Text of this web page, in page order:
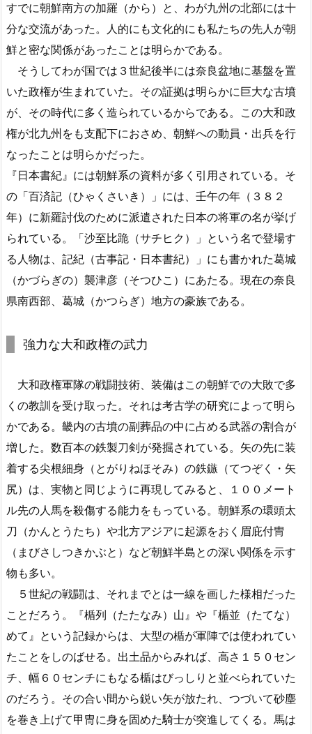
すでに朝鮮南方の加羅（から）と、わが九州の北部には十
分な交流があった。人的にも文化的にも私たちの先人が朝
鮮と密な関係があったことは明らかである。
そうしてわが国では３世紀後半には奈良盆地に基盤を置
いた政権が生まれていた。その証拠は明らかに巨大な古墳
が、その時代に多く造られているからである。この大和政
権が北九州をも支配下におさめ、朝鮮への動員・出兵を行
なったことは明らかだった。
『日本書紀』には朝鮮系の資料が多く引用されている。そ
の「百済記（ひゃくさいき）」には、壬午の年（３８２
年）に新羅討伐のために派遣された日本の将軍の名が挙げ
られている。「沙至比跪（サチヒク）」という名で登場す
る人物は、記紀（古事記・日本書紀）」にも書かれた葛城
（かづらぎの）襲津彦（そつひこ）にあたる。現在の奈良
県南西部、葛城（かつらぎ）地方の豪族である。
強力な大和政権の武力
大和政権軍隊の戦闘技術、装備はこの朝鮮での大敗で多
くの教訓を受け取った。それは考古学の研究によって明ら
かである。畿内の古墳の副葬品の中に占める武器の割合が
増した。数百本の鉄製刀剣が発掘されている。矢の先に装
着する尖根細身（とがりねほそみ）の鉄鏃（てつぞく・矢
尻）は、実物と同じように再現してみると、１００メート
ル先の人馬を殺傷する能力をもっている。朝鮮系の環頭太
刀（かんとうたち）や北方アジアに起源をおく眉庇付冑
（まびさしつきかぶと）など朝鮮半島との深い関係を示す
物も多い。
５世紀の戦闘は、それまでとは一線を画した様相だった
ことだろう。『楯列（たたなみ）山』や『楯並（たてな）
めて』という記録からは、大型の楯が軍陣では使われてい
たことをしのばせる。出土品からみれば、高さ１５０セン
チ、幅６０センチにもなる楯はびっしりと並べられていた
のだろう。その合い間から鋭い矢が放たれ、つづいて砂塵
を巻き上げて甲冑に身を固めた騎士が突進してくる。馬は